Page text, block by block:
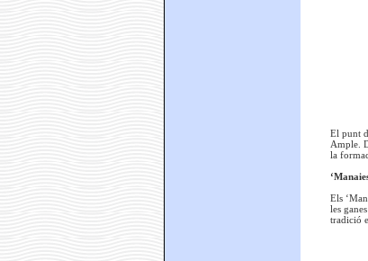
El punt
Ample.
la
Els
les
tradició